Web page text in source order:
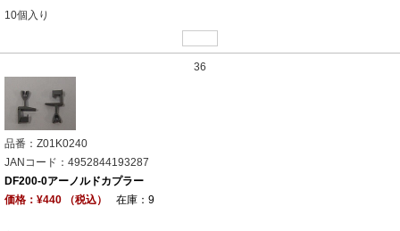
10個入り
36
品番：Z01K0240
JANコード：4952844193287
DF200-0アーノルドカプラー
価格：¥440 （税込）
在庫：9